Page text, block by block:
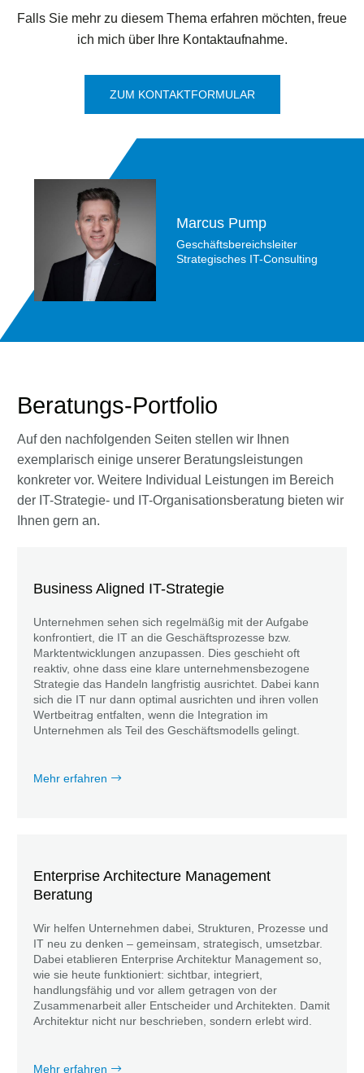
Falls Sie mehr zu diesem Thema erfahren möchten, freue
ich mich über Ihre Kontaktaufnahme.
ZUM KONTAKTFORMULAR
Marcus Pump
Geschäftsbereichsleiter
Strategisches IT-Consulting
Beratungs-Portfolio
Auf den nachfolgenden Seiten stellen wir Ihnen
exemplarisch einige unserer Beratungsleistungen
konkreter vor. Weitere Individual Leistungen im Bereich
der IT-Strategie- und IT-Organisationsberatung bieten wir
Ihnen gern an.
Business Aligned IT-Strategie
Unternehmen sehen sich regelmäßig mit der Aufgabe
konfrontiert, die IT an die Geschäftsprozesse bzw.
Marktentwicklungen anzupassen. Dies geschieht oft
reaktiv, ohne dass eine klare unternehmensbezogene
Strategie das Handeln langfristig ausrichtet. Dabei kann
sich die IT nur dann optimal ausrichten und ihren vollen
Wertbeitrag entfalten, wenn die Integration im
Unternehmen als Teil des Geschäftsmodells gelingt.
Mehr erfahren
Enterprise Architecture Management
Beratung
Wir helfen Unternehmen dabei, Strukturen, Prozesse und
IT neu zu denken – gemeinsam, strategisch, umsetzbar.
Dabei etablieren Enterprise Architektur Management so,
wie sie heute funktioniert: sichtbar, integriert,
handlungsfähig und vor allem getragen von der
Zusammenarbeit aller Entscheider und Architekten. Damit
Architektur nicht nur beschrieben, sondern erlebt wird.
Mehr erfahren